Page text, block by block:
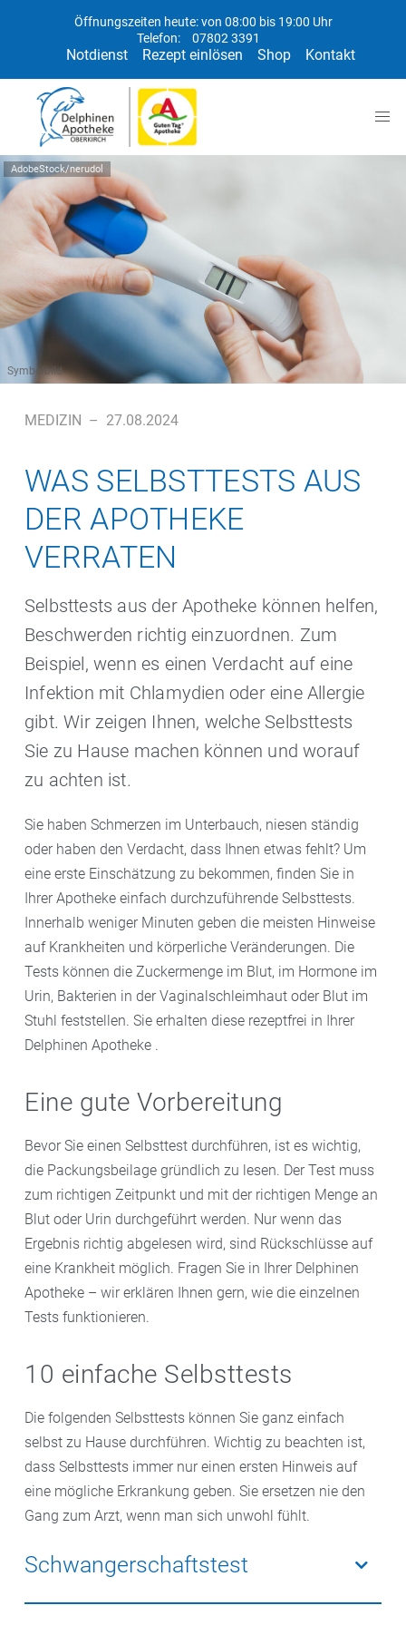
Öffnungszeiten heute: von 08:00 bis 19:00 Uhr
Telefon:
07802 3391
Notdienst Rezept einlösen Shop Kontakt
AdobeStock/nerudol
Symbolbild
MEDIZIN – 27.08.2024
WAS SELBSTTESTS AUS
DER APOTHEKE
VERRATEN
Selbsttests aus der Apotheke können helfen,
Beschwerden richtig einzuordnen. Zum
Beispiel, wenn es einen Verdacht auf eine
Infektion mit Chlamydien oder eine Allergie
gibt. Wir zeigen Ihnen, welche Selbsttests
Sie zu Hause machen können und worauf
zu achten ist.
Sie haben Schmerzen im Unterbauch, niesen ständig
oder haben den Verdacht, dass Ihnen etwas fehlt? Um
eine erste Einschätzung zu bekommen, finden Sie in
Ihrer Apotheke einfach durchzuführende Selbsttests.
Innerhalb weniger Minuten geben die meisten Hinweise
auf Krankheiten und körperliche Veränderungen. Die
Tests können die Zuckermenge im Blut, im Hormone im
Urin, Bakterien in der Vaginalschleimhaut oder Blut im
Stuhl feststellen. Sie erhalten diese rezeptfrei in Ihrer
Delphinen Apotheke .
Eine gute Vorbereitung
Bevor Sie einen Selbsttest durchführen, ist es wichtig,
die Packungsbeilage gründlich zu lesen. Der Test muss
zum richtigen Zeitpunkt und mit der richtigen Menge an
Blut oder Urin durchgeführt werden. Nur wenn das
Ergebnis richtig abgelesen wird, sind Rückschlüsse auf
eine Krankheit möglich. Fragen Sie in Ihrer Delphinen
Apotheke – wir erklären Ihnen gern, wie die einzelnen
Tests funktionieren.
10 einfache Selbsttests
Die folgenden Selbsttests können Sie ganz einfach
selbst zu Hause durchführen. Wichtig zu beachten ist,
dass Selbsttests immer nur einen ersten Hinweis auf
eine mögliche Erkrankung geben. Sie ersetzen nie den
Gang zum Arzt, wenn man sich unwohl fühlt.
Schwangerschaftstest
Mithilfe eines Teststäbchens oder -streifen wird im